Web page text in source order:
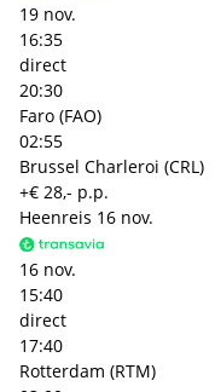
19 nov.
16:35
direct
20:30
Faro (FAO)
02:55
Brussel Charleroi (CRL)
+€ 28,- p.p.
Heenreis 16 nov.
16 nov.
15:40
direct
17:40
Rotterdam (RTM)